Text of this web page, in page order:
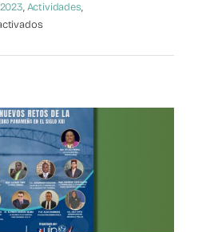
2023,Actividades,
en
Jornada
educadora»